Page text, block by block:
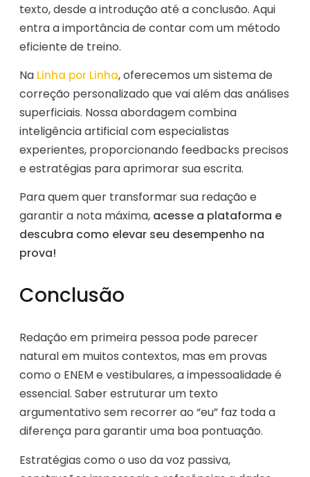
texto, desde a introdução até a conclusão. Aqui
entra a importância de contar com um método
eficiente de treino.
Na Linha por Linha, oferecemos um sistema de
correção personalizado que vai além das análises
superficiais. Nossa abordagem combina
inteligência artificial com especialistas
experientes, proporcionando feedbacks precisos
e estratégias para aprimorar sua escrita.
Para quem quer transformar sua redação e
garantir a nota máxima, acesse a plataforma e
descubra como elevar seu desempenho na
prova!
Conclusão
Redação em primeira pessoa pode parecer
natural em muitos contextos, mas em provas
como o ENEM e vestibulares, a impessoalidade é
essencial. Saber estruturar um texto
argumentativo sem recorrer ao “eu” faz toda a
diferença para garantir uma boa pontuação.
Estratégias como o uso da voz passiva,